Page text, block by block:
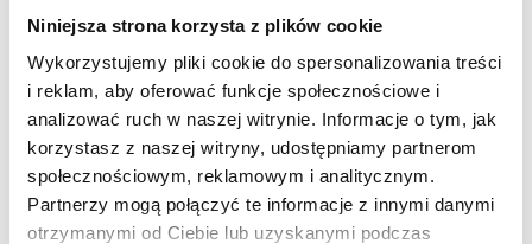
Niniejsza strona korzysta z plików cookie
Wykorzystujemy pliki cookie do spersonalizowania treści
i reklam, aby oferować funkcje społecznościowe i
analizować ruch w naszej witrynie. Informacje o tym, jak
korzystasz z naszej witryny, udostępniamy partnerom
społecznościowym, reklamowym i analitycznym.
Partnerzy mogą połączyć te informacje z innymi danymi
otrzymanymi od Ciebie lub uzyskanymi podczas
studentów IPJ
2015
- 4 grudnia - 20 stycznia 2016 -"Cielesności" - wystawa Karoliny
Kardas
- październik - listopad -"W świecie ciszy"- wystawa rysunków
entomologa Waleriana Straszewicza
- lipiec - wrzesień - wystawaWojciecha A. Bańskiego
"MALARSTWO"